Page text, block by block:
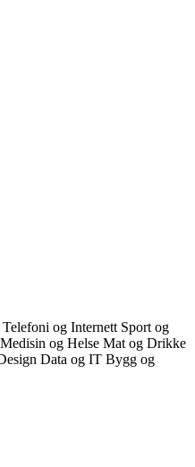
Telefoni og Internett Sport og
Medisin og Helse Mat og Drikke
Data og IT Bygg og